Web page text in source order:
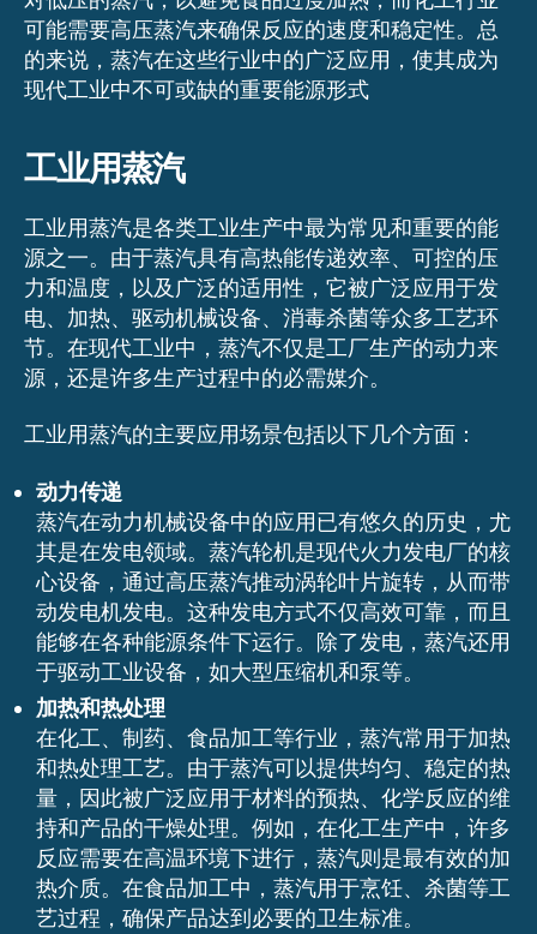
可能需要高压蒸汽来确保反应的速度和稳定性。总
的来说，蒸汽在这些行业中的广泛应用，使其成为
现代工业中不可或缺的重要能源形式
工业用蒸汽
工业用蒸汽是各类工业生产中最为常见和重要的能
源之一。由于蒸汽具有高热能传递效率、可控的压
力和温度，以及广泛的适用性，它被广泛应用于发
电、加热、驱动机械设备、消毒杀菌等众多工艺环
节。在现代工业中，蒸汽不仅是工厂生产的动力来
源，还是许多生产过程中的必需媒介。
工业用蒸汽的主要应用场景包括以下几个方面：
动力传递
蒸汽在动力机械设备中的应用已有悠久的历史，尤
其是在发电领域。蒸汽轮机是现代火力发电厂的核
心设备，通过高压蒸汽推动涡轮叶片旋转，从而带
动发电机发电。这种发电方式不仅高效可靠，而且
能够在各种能源条件下运行。除了发电，蒸汽还用
于驱动工业设备，如大型压缩机和泵等。
加热和热处理
在化工、制药、食品加工等行业，蒸汽常用于加热
和热处理工艺。由于蒸汽可以提供均匀、稳定的热
量，因此被广泛应用于材料的预热、化学反应的维
持和产品的干燥处理。例如，在化工生产中，许多
反应需要在高温环境下进行，蒸汽则是最有效的加
热介质。在食品加工中，蒸汽用于烹饪、杀菌等工
艺过程，确保产品达到必要的卫生标准。